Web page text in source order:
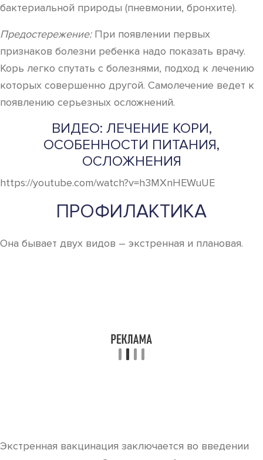
бактериальной природы (пневмонии, бронхите).
Предостережение:При появлении первых
признаков болезни ребенка надо показать врачу.
Корь легко спутать с болезнями, подход к лечению
которых совершенно другой. Самолечение ведет к
появлению серьезных осложнений.
ВИДЕО: ЛЕЧЕНИЕ КОРИ,
ОСОБЕННОСТИ ПИТАНИЯ,
ОСЛОЖНЕНИЯ
https://youtube.com/watch?v=h3MXnHEWuUE
ПРОФИЛАКТИКА
Она бывает двух видов – экстренная и плановая.
Экстренная вакцинация заключается во введении